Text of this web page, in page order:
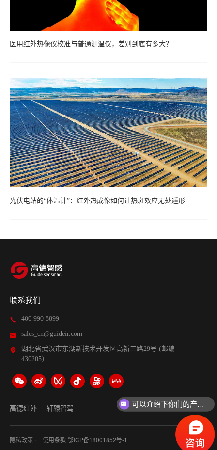
医用红外热像仪校准与普通测温仪，差别到底有多大？
光伏电站的“体温计”：红外热成像如何让热斑效应无处遁形
联系我们
400 990 8899
sales_cn@guideir.com
湖北省武汉市东湖新技术开发区高新三路29号 (邮编
430205）
高德红外 轩辕智驾
隐私政策 使用条款 鄂ICP备18001852号-1 网站地图
可以介绍下你们的产品么？